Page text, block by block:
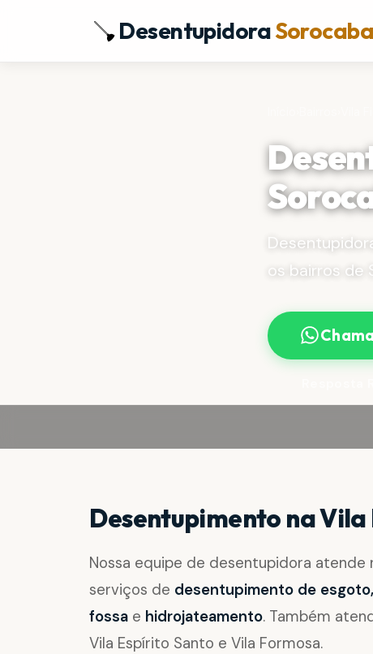
DesentupidoraSorocaba
os bairros de
Desentupimento na
Nossa equipe de desentupidora atende
serviços de desentupimento de
fossa e hidrojateamento. Também
Vila Espírito Santo e Vila Formosa.